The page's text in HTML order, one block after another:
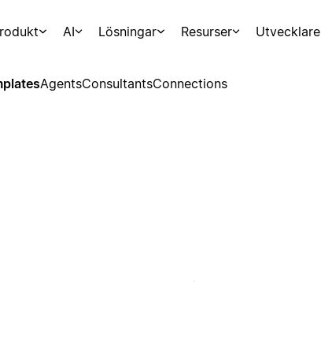
AI Lösningar Resurser Utvecklare
AgentsConsultantsConnections